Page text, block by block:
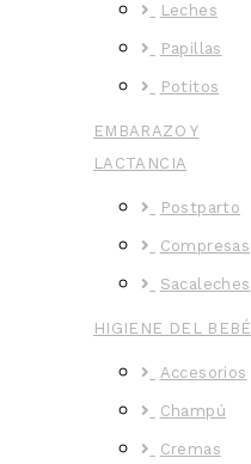
Leches
Papillas
Potitos
EMBARAZO Y
LACTANCIA
Postparto
Compresas
Sacaleches
HIGIENE DEL BEBÉ
Accesorios
Champú
Cremas